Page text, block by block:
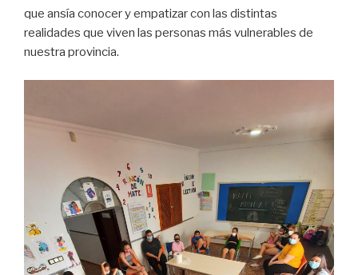
que ansía conocer y empatizar con las distintas
realidades que viven las personas más vulnerables de
nuestra provincia.